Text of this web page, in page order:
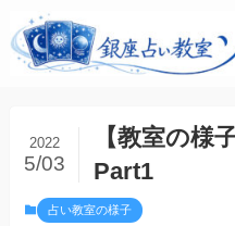
【教室の様
Part1
2022
5/03
占い教室の様子